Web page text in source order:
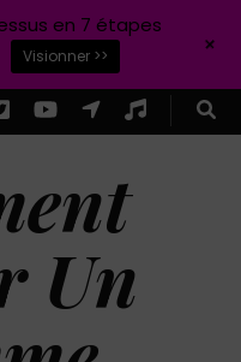
Un
en 7 étapes
Visionner >> +